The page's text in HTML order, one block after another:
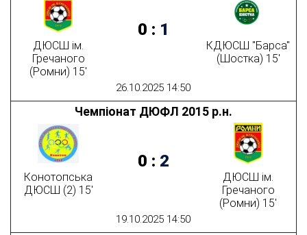
26.10.2025 14:50
ДЮСШ ім.
Гречаного
(Ромни) 15'
0 : 1
КДЮСШ "Барса"
(Шостка) 15'
19.10.2025 14:50
Чемпіонат ДЮФЛ 2015 р.н.
Конотопська
ДЮСШ (2) 15'
0 : 2
ДЮСШ ім.
Гречаного
(Ромни) 15'